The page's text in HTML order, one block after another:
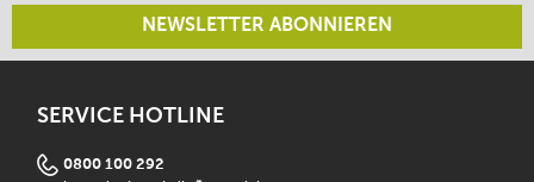
NEWSLETTER ABONNIEREN
SERVICE HOTLINE
0800 100 292